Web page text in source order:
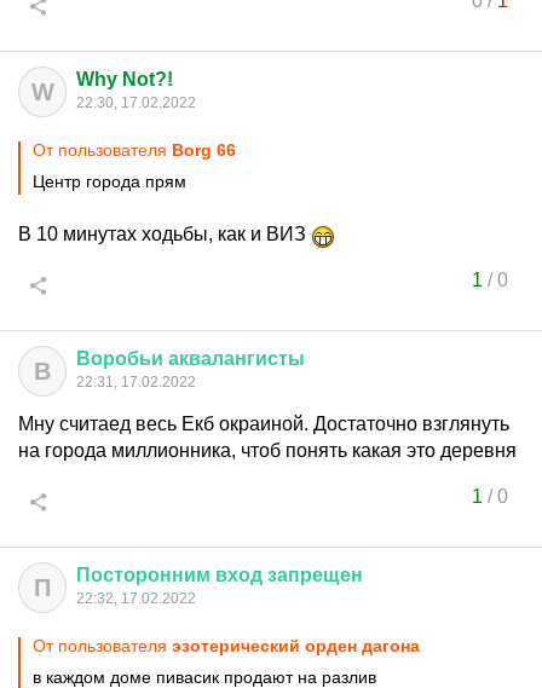
W Why Not?!
22:30, 17.02.2022
От пользователя Borg 66
Центр города прям
В 10 минутах ходьбы, как и ВИЗ
1 /0
В Воробьи аквалангисты
22:31, 17.02.2022
Мну считаед весь Екб окраиной. Достаточно взглянуть
на города миллионника, чтоб понять какая это деревня
1 /0
П Посторонним вход запрещен
22:32, 17.02.2022
От пользователя эзотeричecкий оpдeн дaгoнa
в каждом доме пивасик продают на разлив